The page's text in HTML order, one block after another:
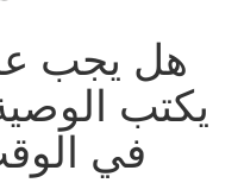
هل يجب
يكتب
في